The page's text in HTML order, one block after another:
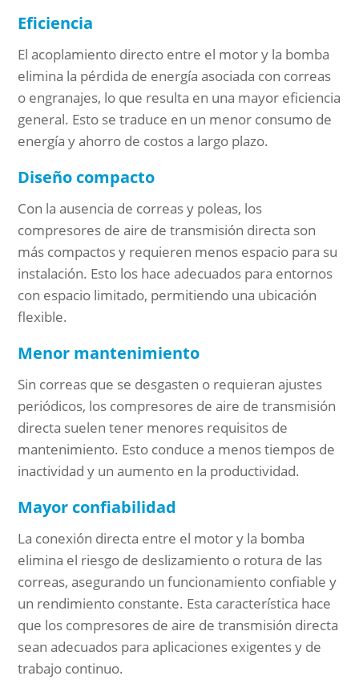
Eficiencia
El acoplamiento directo entre el motor y la bomba
elimina la pérdida de energía asociada con correas
o engranajes, lo que resulta en una mayor eficiencia
general. Esto se traduce en un menor consumo de
energía y ahorro de costos a largo plazo.
Diseño compacto
Con la ausencia de correas y poleas, los
compresores de aire de transmisión directa son
más compactos y requieren menos espacio para su
instalación. Esto los hace adecuados para entornos
con espacio limitado, permitiendo una ubicación
flexible.
Menor mantenimiento
Sin correas que se desgasten o requieran ajustes
periódicos, los compresores de aire de transmisión
directa suelen tener menores requisitos de
mantenimiento. Esto conduce a menos tiempos de
inactividad y un aumento en la productividad.
Mayor confiabilidad
La conexión directa entre el motor y la bomba
elimina el riesgo de deslizamiento o rotura de las
correas, asegurando un funcionamiento confiable y
un rendimiento constante. Esta característica hace
que los compresores de aire de transmisión directa
sean adecuados para aplicaciones exigentes y de
trabajo continuo.